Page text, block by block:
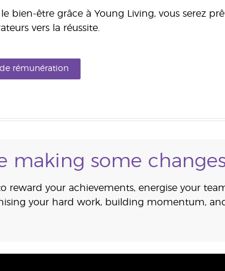
bien-être grâce à Young Living, vous serez
vers la réussite.
rémunération
making some
your achievements, energise your
your hard work, building momentum,